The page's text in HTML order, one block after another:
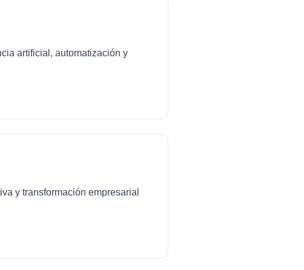
artificial, automatización y
y transformación empresarial